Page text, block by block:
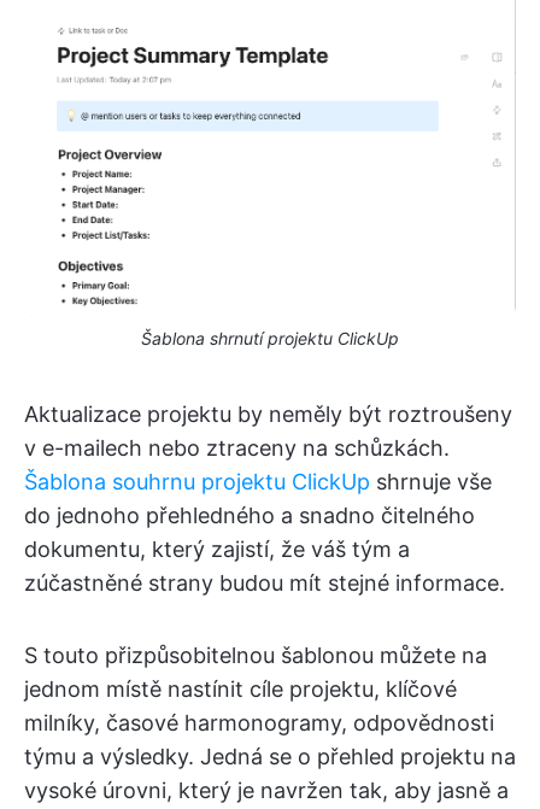
Šablona shrnutí projektu ClickUp
Aktualizace projektu by neměly být roztroušeny
v e-mailech nebo ztraceny na schůzkách.
Šablona souhrnu projektu ClickUp shrnuje vše
do jednoho přehledného a snadno čitelného
dokumentu, který zajistí, že váš tým a
zúčastněné strany budou mít stejné informace.
S touto přizpůsobitelnou šablonou můžete na
jednom místě nastínit cíle projektu, klíčové
milníky, časové harmonogramy, odpovědnosti
týmu a výsledky. Jedná se o přehled projektu na
vysoké úrovni, který je navržen tak, aby jasně a